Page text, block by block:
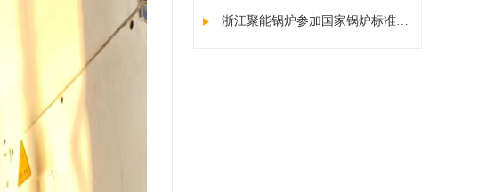
浙江聚能锅炉参加国家锅炉标准起草